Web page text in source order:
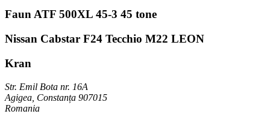
Faun ATF 500XL 45-3 45 tone
Nissan Cabstar F24 Tecchio M22 LEON
Kran
Str. Emil Bota nr. 16A
Agigea, Constanța 907015
Romania